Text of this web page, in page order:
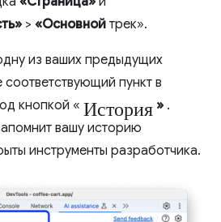
> «Основной трек».
из ваших предыдущих
пункт в
кнопкой « История » .
вашу историю
инструменты разработчика.